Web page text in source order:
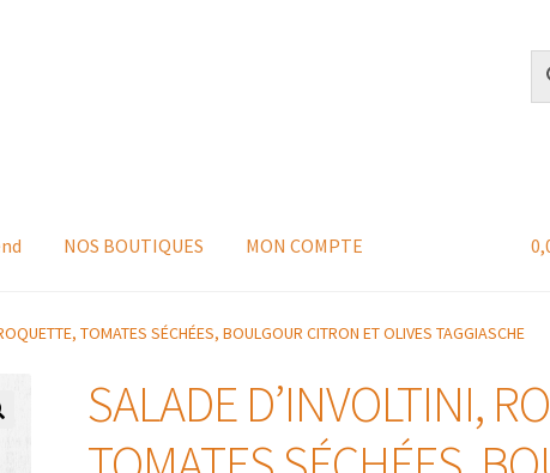
NOS BOUTIQUES MON COMPTE
TOMATES SÉCHÉES, BOULGOUR CITRON ET OLIVES TAGGIASCHE
SALADE D’INVOLTINI,